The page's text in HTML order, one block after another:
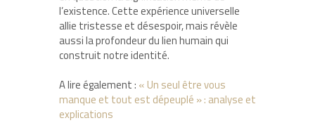
l’existence. Cette expérience universelle
allie tristesse et désespoir, mais révèle
aussi la profondeur du lien humain qui
construit notre identité.
A lire également : « Un seul être vous
manque et tout est dépeuplé » : analyse et
explications